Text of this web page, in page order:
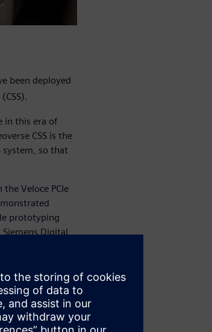
been deployed
in this era of
CSS is the
system, so that
Veloce PCIe
prototyping
Digital
and
needs and the
datacenter
Veloce